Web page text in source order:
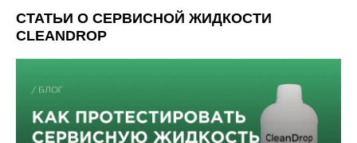
СТАТЬИ О СЕРВИСНОЙ ЖИДКОСТИ
CLEANDROP